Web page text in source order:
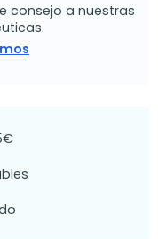
consejo a nuestras